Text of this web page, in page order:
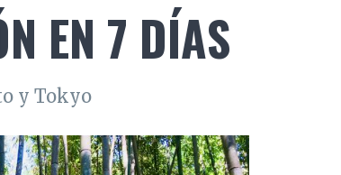
EN 7 DÍAS
y Tokyo